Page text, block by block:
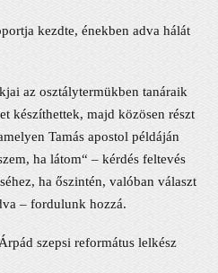
kezdte, énekben adva hálát
az osztálytermükben tanáraik
készíthettek, majd közösen részt
Tamás apostol példáján
ha látom“ – kérdés feltevés
ha őszintén, valóban választ
– fordulunk hozzá.
szepsi református lelkész